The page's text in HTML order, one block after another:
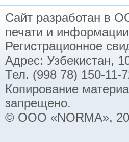
Сайт разработан в
печати и
Регистрационное
Адрес: Узбекистан,
Тел. (998 78) 150-11-
Копирование
запрещено.
© ООО «NORMA»,